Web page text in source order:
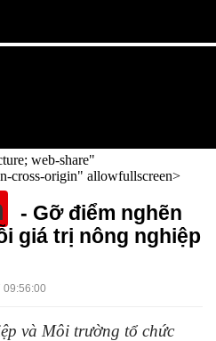
web-share"
cross-origin" allowfullscreen>
- Gỡ điểm nghẽn
giá trị nông nghiệp
09:56:00
và Môi trường tổ chức